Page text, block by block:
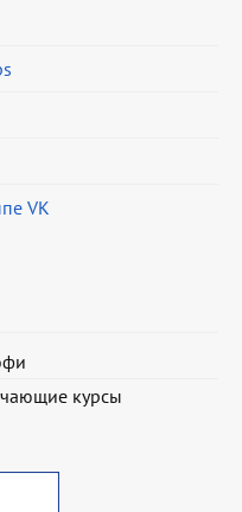
VK
курсы